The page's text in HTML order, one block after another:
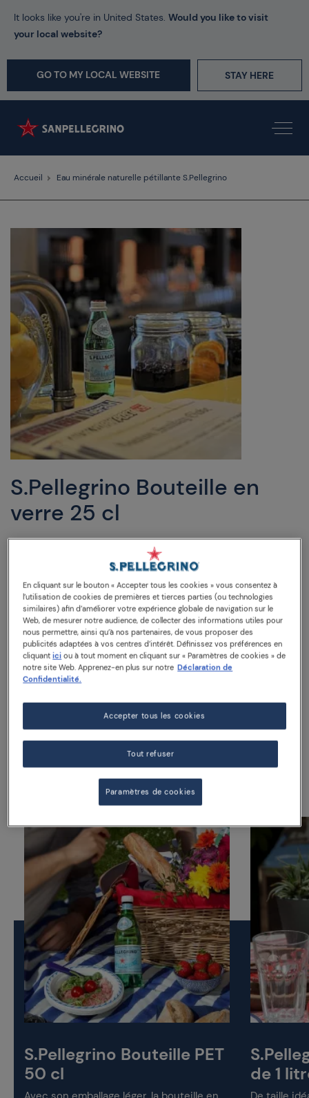
It looks like you're in United States. Would you like to visit
your local website?
GO TO MY LOCAL WEBSITE STAY HERE
Accueil Eau minérale naturelle pétillante S.Pellegrino
S.Pellegrino Bouteille en
verre 25 cl
ANALYSE DE L'EAU
Bouteille en verre de 25 cl, la juste quantité pour se
rafraîchir à l’occasion d’un simple repas.
Bouteille en verre 25 cl
Suggéré pour vous
S.Pellegrino Bouteille PET
50 cl
de 1
En cliquant sur le bouton « Accepter tous les cookies » vous consentez à
l’utilisation de cookies de premières et tierces parties (ou technologies
similaires) afin d’améliorer votre expérience globale de navigation sur le
Web, de mesurer notre audience, de collecter des informations utiles pour
nous permettre, ainsi qu’à nos partenaires, de vous proposer des
publicités adaptées à vos centres d’intérêt. Définissez vos préférences en
cliquantici ou à tout moment en cliquant sur « Paramètres de cookies » de
notre site Web. Apprenez-en plus sur notre Déclaration de
Confidentialité.
Tout refuser
Accepter tous les cookies
Paramètres de cookies